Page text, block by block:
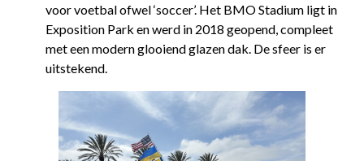
voor voetbal ofwel ‘soccer’. Het BMO Stadium ligt in
Exposition Park en werd in 2018 geopend, compleet
met een modern glooiend glazen dak. De sfeer is er
uitstekend.